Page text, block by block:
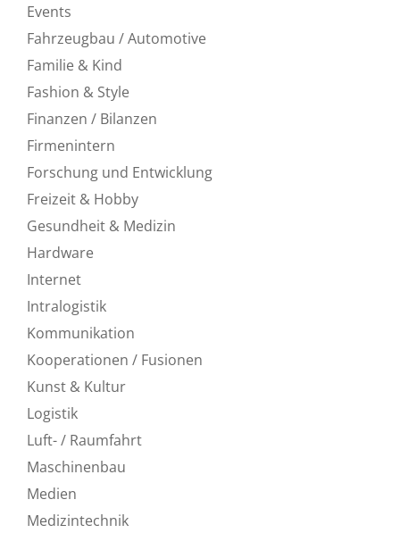
Events
Fahrzeugbau / Automotive
Familie & Kind
Fashion & Style
Finanzen / Bilanzen
Firmenintern
Forschung und Entwicklung
Freizeit & Hobby
Gesundheit & Medizin
Hardware
Internet
Intralogistik
Kommunikation
Kooperationen / Fusionen
Kunst & Kultur
Logistik
Luft- / Raumfahrt
Maschinenbau
Medien
Medizintechnik